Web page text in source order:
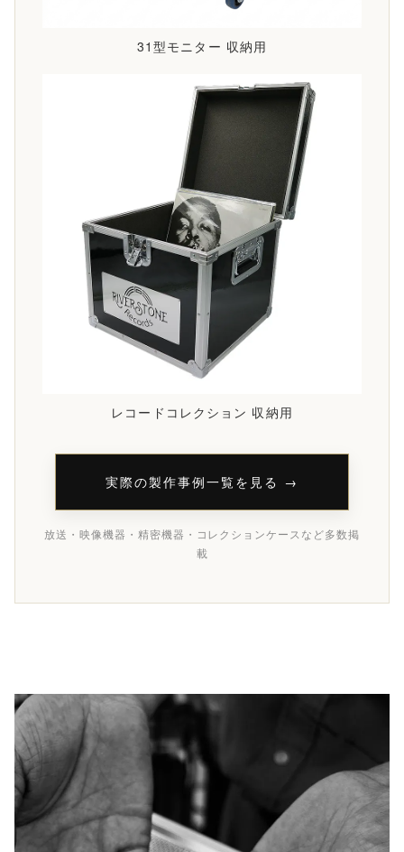
31型モニター 収納用
レコードコレクション 収納用
実際の製作事例一覧を見る →
放送・映像機器・精密機器・コレクションケースなど多数掲
載